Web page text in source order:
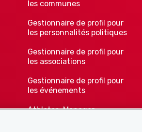
les communes
Gestionnaire de profil pour
les personnalités politiques
Gestionnaire de profil pour
les associations
Gestionnaire de profil pour
les événements
Athletes-Manager